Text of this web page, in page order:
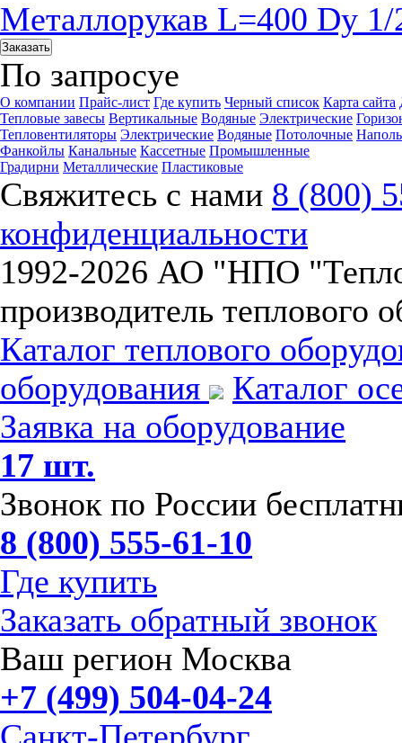
Металлорукав L=400 Dy 1/
Заказать
По запросуе
О компании Прайс-лист Где купить Черный список Карта сайта
Тепловые завесы Вертикальные Водяные Электрические
Тепловентиляторы Электрические Водяные Потолочные
Фанкойлы Канальные Кассетные Промышленные
Градирни Металлические Пластиковые
Свяжитесь с нами 8 (800)
конфиденциальности
1992-2026 АО "НПО
производитель теплового
Каталог теплового
оборудования
Каталог
Заявка на оборудование
17 шт.
Звонок по России
8 (800) 555-61-10
Где купить
Заказать обратный звонок
Ваш регион Москва
+7 (499) 504-04-24